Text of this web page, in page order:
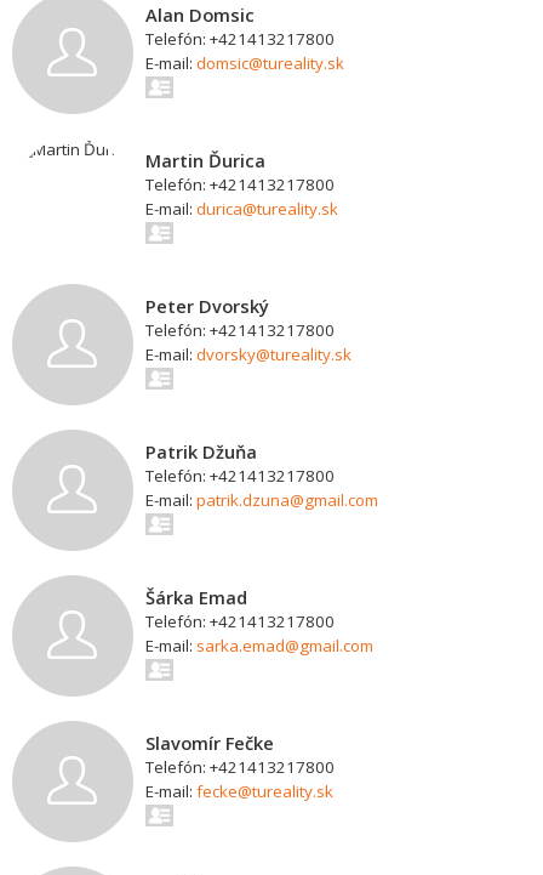
Alan Domsic
Telefón: +421413217800
E-mail: domsic@tureality.sk
Martin Ďurica
Telefón: +421413217800
E-mail: durica@tureality.sk
Peter Dvorský
Telefón: +421413217800
E-mail: dvorsky@tureality.sk
Patrik Džuňa
Telefón: +421413217800
E-mail: patrik.dzuna@gmail.com
Šárka Emad
Telefón: +421413217800
E-mail: sarka.emad@gmail.com
Slavomír Fečke
Telefón: +421413217800
E-mail: fecke@tureality.sk